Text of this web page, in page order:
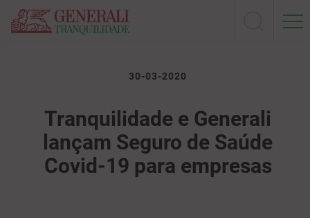
30-03-2020
Tranquilidade e Generali
lançam Seguro de Saúde
Covid-19 para empresas